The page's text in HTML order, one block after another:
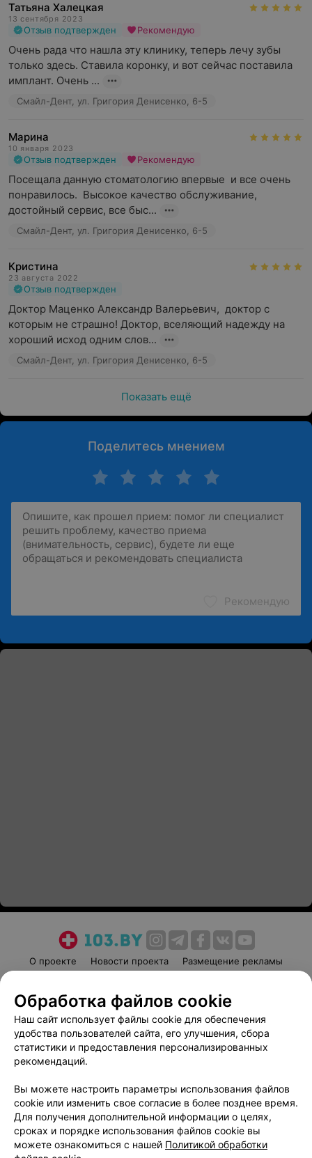
Татьяна Халецкая
13 сентября 2023
Отзыв подтвержден Рекомендую
Очень рада что нашла эту клинику, теперь лечу зубы
только здесь. Ставила коронку, и вот сейчас поставила
имплант. Очень ...
Смайл-Дент, ул. Григория Денисенко, 6-5
Марина
10 января 2023
Отзыв подтвержден Рекомендую
Посещала данную стоматологию впервые  и все очень
понравилось.  Высокое качество обслуживание,
достойный сервис, все быс...
Смайл-Дент, ул. Григория Денисенко, 6-5
Кристина
23 августа 2022
Отзыв подтвержден
Доктор Маценко Александр Валерьевич,  доктор с
которым не страшно! Доктор, вселяющий надежду на
хороший исход одним слов...
Смайл-Дент, ул. Григория Денисенко, 6-5
Показать ещё
Поделитесь мнением
Рекомендую
О проекте Новости проекта
Размещение рекламы
Пользовательское соглашение
Способы оплаты
Вакансии
Партнеры
Написать руководителю 103.by
Обработка персональных данных
Обработка файлов cookie
Наш сайт использует файлы cookie для обеспечения
удобства пользователей сайта, его улучшения, сбора
статистики и предоставления персонализированных
рекомендаций.
Вы можете настроить параметры использования файлов
cookie или изменить свое согласие в более позднее время.
Для получения дополнительной информации о целях,
сроках и порядке использования файлов cookie вы
можете ознакомиться с нашей Политикой обработки